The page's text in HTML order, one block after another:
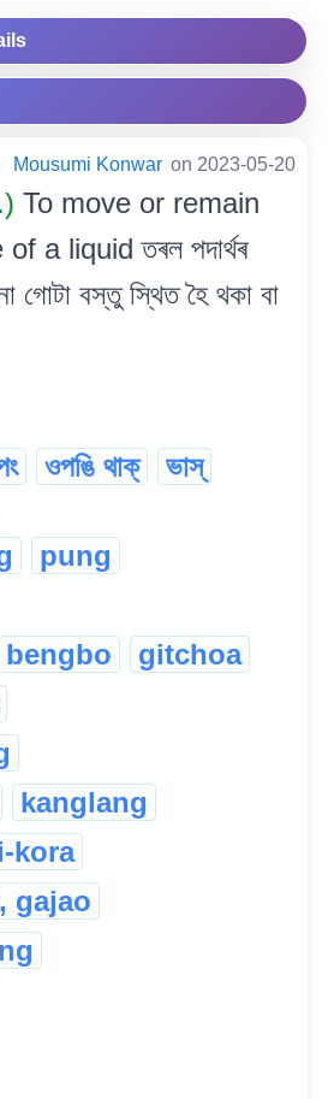
Mousumi Konwar on 2023-05-20
To move or remain
a liquid তৰল পদাৰ্থৰ
গোটা বস্তু স্থিত হৈ থকা বা
ওপঙি থাক্
ভাস্
pung
bengbo gitchoa
kanglang
kora
gajao